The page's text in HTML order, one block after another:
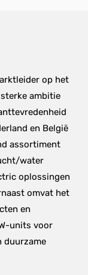
op het
ambitie
en België
assortiment
water
oplossingen
omvat het
en
units voor
duurzame